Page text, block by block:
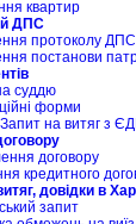
квартир
ДПС
протоколу ДПС
постанови
суддю
форми
на витяг з
договору
кредитного
довідки в
запит